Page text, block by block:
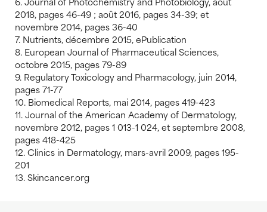
2018, pages 46-49 ; août 2016, pages 34-39; et
novembre 2014, pages 36-40
7. Nutrients, décembre 2015, ePublication
8. European Journal of Pharmaceutical Sciences,
octobre 2015, pages 79-89
9. Regulatory Toxicology and Pharmacology, juin 2014,
pages 71-77
10. Biomedical Reports, mai 2014, pages 419-423
11. Journal of the American Academy of Dermatology,
novembre 2012, pages 1 013-1 024, et septembre 2008,
pages 418-425
12. Clinics in Dermatology, mars-avril 2009, pages 195-
201
13. Skincancer.org